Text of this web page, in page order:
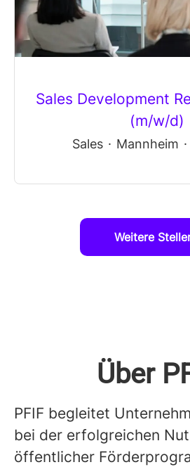
Sales Development
(m/w/d)
Sales · Mannheim ·
Weitere
Über
PFIF begleitet
bei der erfolgreichen
öffentlicher